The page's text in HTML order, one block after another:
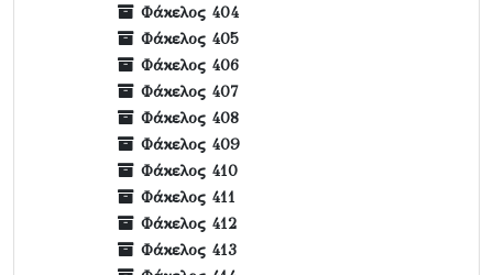
Φάκελος 404
Φάκελος 405
Φάκελος 406
Φάκελος 407
Φάκελος 408
Φάκελος 409
Φάκελος 410
Φάκελος 411
Φάκελος 412
Φάκελος 413